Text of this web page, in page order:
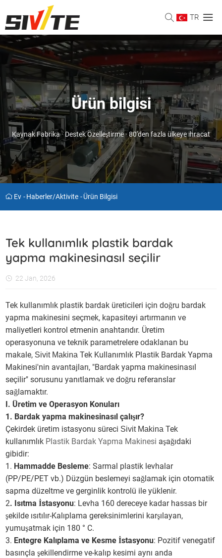
TR
Ürün bilgisi
Kaynak Fabrika · Destek Özelleştirme · 80'den fazla ülkeye ihracat
Ev - Haberler/aktivite - Ürün Bilgisi
Tek kullanımlık plastik bardak
yapma makinesinasıl seçilir
22 Jan, 2026
Tek kullanımlık plastik bardak üreticileri için doğru bardak
yapma makinesini seçmek, kapasiteyi artırmanın ve
maliyetleri kontrol etmenin anahtarıdır. Üretim
operasyonuna ve teknik parametrelere odaklanan bu
makale, Sivit Makina Tek Kullanımlık Plastik Bardak Yapma
Makinesi'nin avantajları, "Bardak yapma makinesinasıl
seçilir" sorusunu yanıtlamak ve doğru referanslar
sağlamaktır.
I. Üretim ve Operasyon Konuları
1. Bardak yapma makinesinasıl çalışır?
Çekirdek üretim istasyonu süreci Sivit Makina Tek
kullanımlık Plastik Bardak Yapma Makinesi aşağıdaki
gibidir:
1. Hammadde Besleme: Sarmal plastik levhalar
(PP/PE/PET vb.) Düzgün beslemeyi sağlamak için otomatik
sapma düzeltme ve gerginlik kontrolü ile yüklenir.
2. Isıtma İstasyonu: Levha 160 dereceye kadar hassas bir
şekilde ısıtılır-Kalıplama gereksinimlerini karşılayan,
yumuşatmak için 180 ° C.
3. Entegre Kalıplama ve Kesme İstasyonu: Pozitif venegatif
basınçla şekillendirme ve-kalıp kesimi aynı anda